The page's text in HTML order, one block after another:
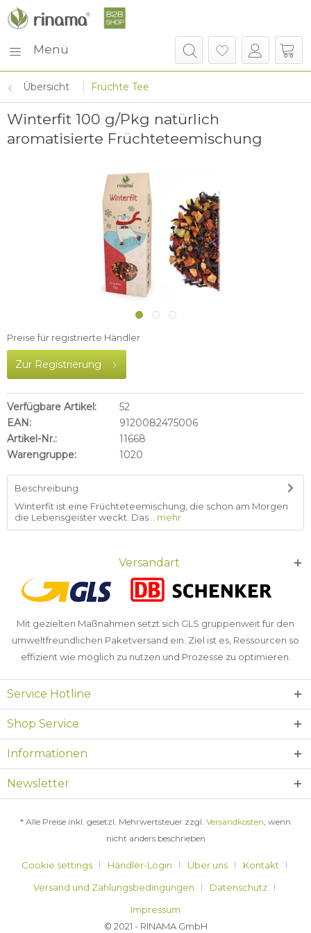
Menü
Übersicht Früchte Tee
Winterfit 100 g/Pkg natürlich
aromatisierte Früchteteemischung
Preise für registrierte Händler
Zur Registrierung
Verfügbare Artikel:
52
EAN:
9120082475006
Artikel-Nr.:
11668
Warengruppe:
1020
Beschreibung
Winterfit ist eine Früchteteemischung, die schon am Morgen
die Lebensgeister weckt. Das...
mehr
Versandart
Mit gezielten Maßnahmen setzt sich GLS gruppenweit für den
umweltfreundlichen Paketversand ein. Ziel ist es, Ressourcen so
effizient wie möglich zu nutzen und Prozesse zu optimieren.
Service Hotline
Shop Service
Informationen
Newsletter
* Alle Preise inkl. gesetzl. Mehrwertsteuer zzgl. Versandkosten, wenn
nicht anders beschrieben
Cookie settings Händler-Login Über uns
Kontakt
Versand und Zahlungsbedingungen
Datenschutz
Impressum
© 2021 - RINAMA GmbH